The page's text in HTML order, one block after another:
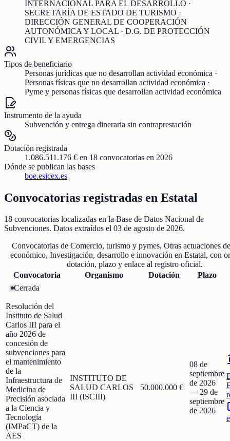
INTERNACIONAL PARA EL DESARROLLO ·
SECRETARÍA DE ESTADO DE TURISMO ·
DIRECCIÓN GENERAL DE COOPERACIÓN
AUTONÓMICA Y LOCAL · D.G. DE PROTECCIÓN
CIVIL Y EMERGENCIAS
Tipos de beneficiario
Personas jurídicas que no desarrollan actividad económica ·
Personas físicas que no desarrollan actividad económica ·
Pyme y personas físicas que desarrollan actividad económica
Instrumento de la ayuda
Subvención y entrega dineraria sin contraprestación
Dotación registrada
1.086.511.176 € en 18 convocatorias en 2026
Dónde se publican las bases
boe.esicex.es
Convocatorias registradas en Estatal
18 convocatorias localizadas en la Base de Datos Nacional de
Subvenciones. Datos extraídos el 03 de agosto de 2026.
Convocatorias de Comercio, turismo y pymes, Otras actuaciones
económico, Investigación, desarrollo e innovaciónen Estatal, con
dotación, plazo y enlace al registro oficial.
Convocatoria
Organismo Dotación
Plazo
Cerrada
Resolución del
Instituto de Salud
Carlos III para el
año 2026 de
concesión de
subvenciones para
el mantenimiento
de la
Infraestructura de
Medicina de
Precisión asociada
a la Ciencia y
Tecnología
(IMPaCT) de la
AES
INSTITUTO DE
SALUD CARLOS
III (ISCIII)
50.000.000 €
08 de
septiembre
de 2026
— 29 de
septiembre
de 2026